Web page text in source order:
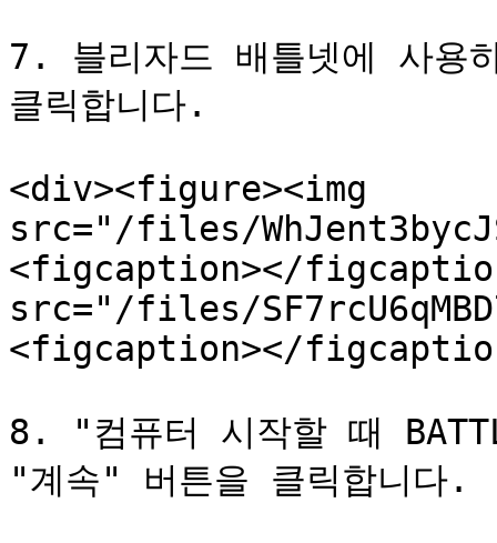
7. 블리자드 배틀넷에 사용
클릭합니다.
<div><figure><img
src="/files/
<figcaption></
src="/files/
<figcaption></
8. "컴퓨터 시작할 때
"계속" 버튼을 클릭합니다.